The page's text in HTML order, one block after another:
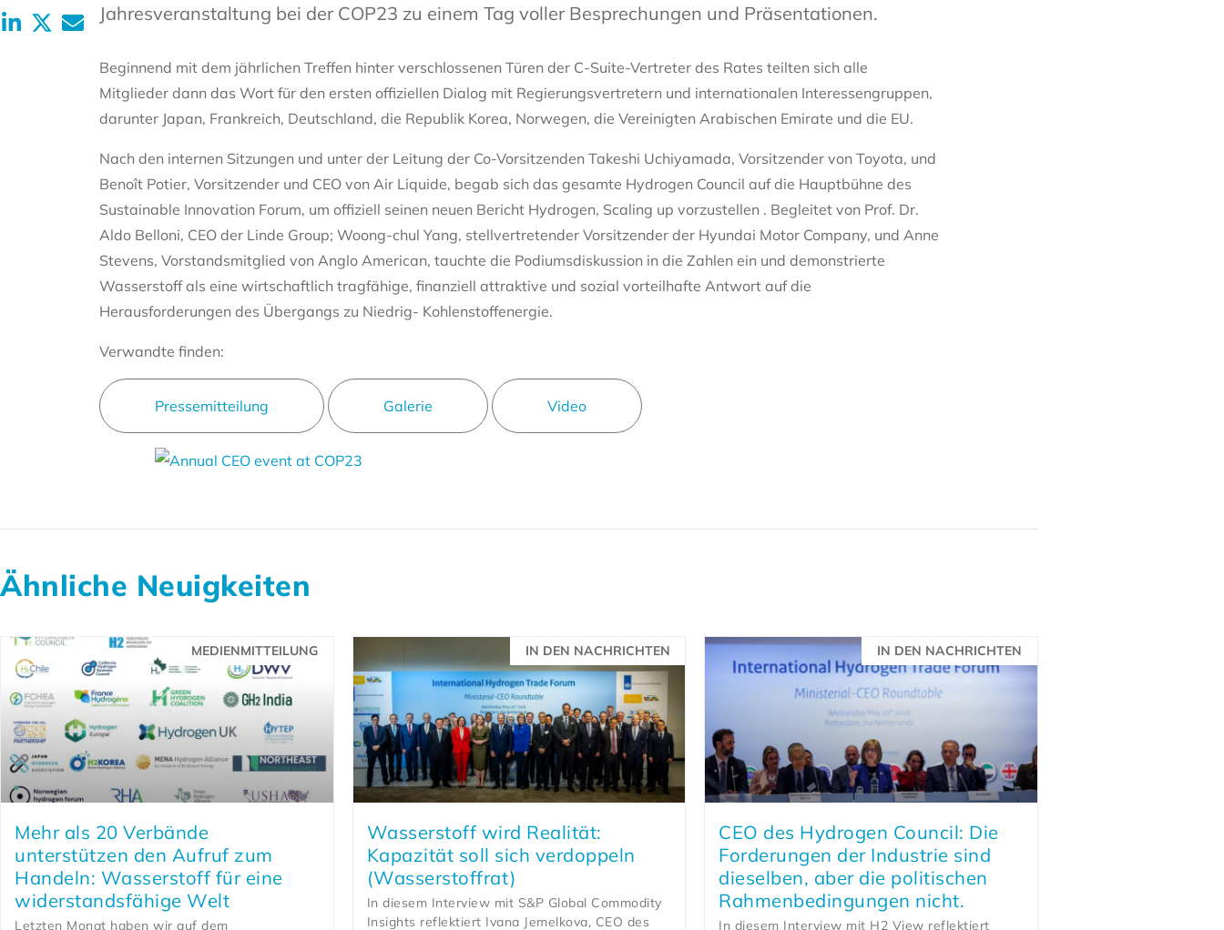
Jahresveranstaltung bei der COP23 zu einem Tag voller Besprechungen und Präsentationen.
Beginnend mit dem jährlichen Treffen hinter verschlossenen Türen der C-Suite-Vertreter des Rates teilten sich alle
Mitglieder dann das Wort für den ersten offiziellen Dialog mit Regierungsvertretern und internationalen Interessengruppen,
darunter Japan, Frankreich, Deutschland, die Republik Korea, Norwegen, die Vereinigten Arabischen Emirate und die EU.
Nach den internen Sitzungen und unter der Leitung der Co-Vorsitzenden Takeshi Uchiyamada, Vorsitzender von Toyota, und
Benoît Potier, Vorsitzender und CEO von Air Liquide, begab sich das gesamte Hydrogen Council auf die Hauptbühne des
Sustainable Innovation Forum, um offiziell seinen neuen Bericht Hydrogen, Scaling up vorzustellen . Begleitet von Prof. Dr.
Aldo Belloni, CEO der Linde Group; Woong-chul Yang, stellvertretender Vorsitzender der Hyundai Motor Company, und Anne
Stevens, Vorstandsmitglied von Anglo American, tauchte die Podiumsdiskussion in die Zahlen ein und demonstrierte
Wasserstoff als eine wirtschaftlich tragfähige, finanziell attraktive und sozial vorteilhafte Antwort auf die
Herausforderungen des Übergangs zu Niedrig- Kohlenstoffenergie.
Verwandte finden:
Pressemitteilung Galerie Video
Ähnliche Neuigkeiten
MEDIENMITTEILUNG
Mehr als 20 Verbände
unterstützen den Aufruf zum
Handeln: Wasserstoff für eine
widerstandsfähige Welt
Letzten Monat haben wir auf dem
IN DEN NACHRICHTEN
Wasserstoff wird Realität:
Kapazität soll sich verdoppeln
(Wasserstoffrat)
In diesem Interview mit S&P Global Commodity
Insights reflektiert Ivana Jemelkova, CEO des
IN DEN NACHRICHTEN
CEO des Hydrogen Council: Die
Forderungen der Industrie sind
dieselben, aber die politischen
Rahmenbedingungen nicht.
In diesem Interview mit H2 View reflektiert